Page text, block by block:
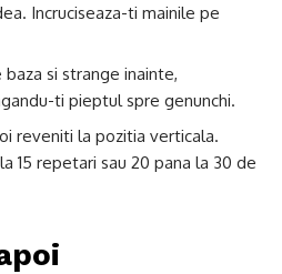
Incruciseaza-ti mainile pe
si strange inainte,
ti pieptul spre genunchi.
reveniti la pozitia verticala.
15 repetari sau 20 pana la 30 de